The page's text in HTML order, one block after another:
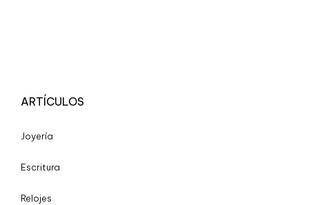
ARTÍCULOS
Joyería
Escritura
Relojes